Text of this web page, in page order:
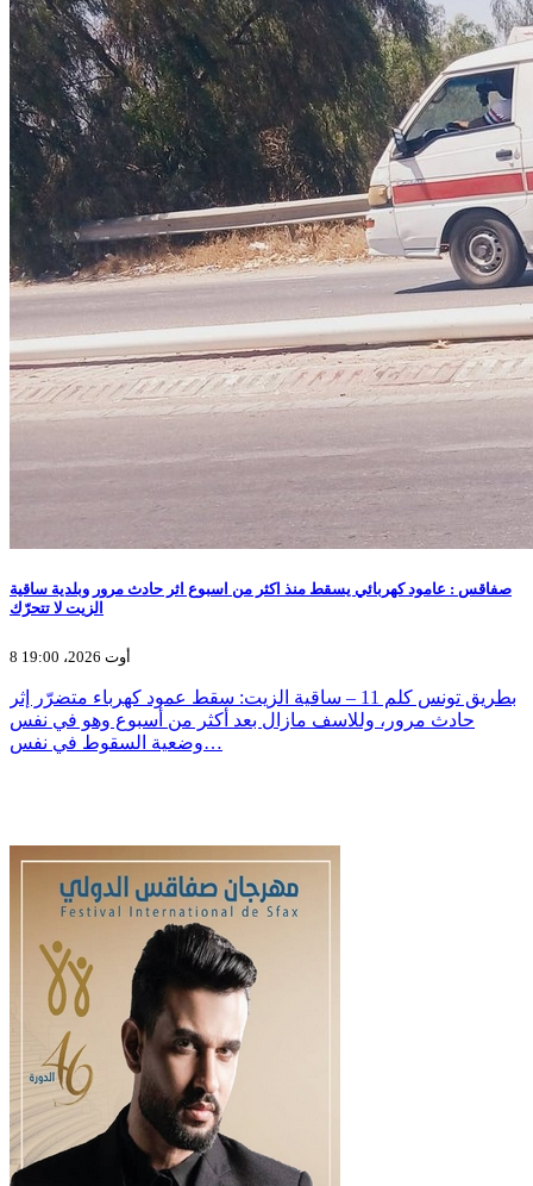
صفاقس : عامود كهربائي يسقط منذ اكثر من اسبوع اثر حادث مرور وبلدية ساقية
الزيت لا تتحرّك
8 أوت 2026، 19:00
بطريق تونس كلم 11 – ساقية الزيت: سقط عمود كهرباء متضرّر إثر
حادث مرور، وللاسف مازال بعد أكثر من أسبوع وهو في نفس
وضعية السقوط في نفس…